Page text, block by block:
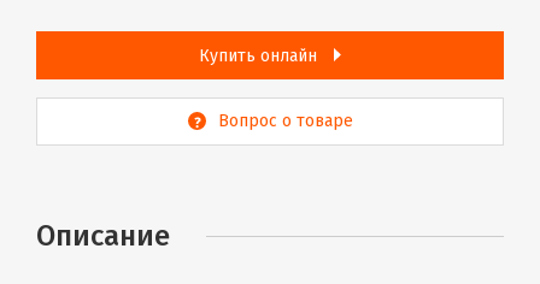
Купить онлайн
Вопрос о товаре
Описание